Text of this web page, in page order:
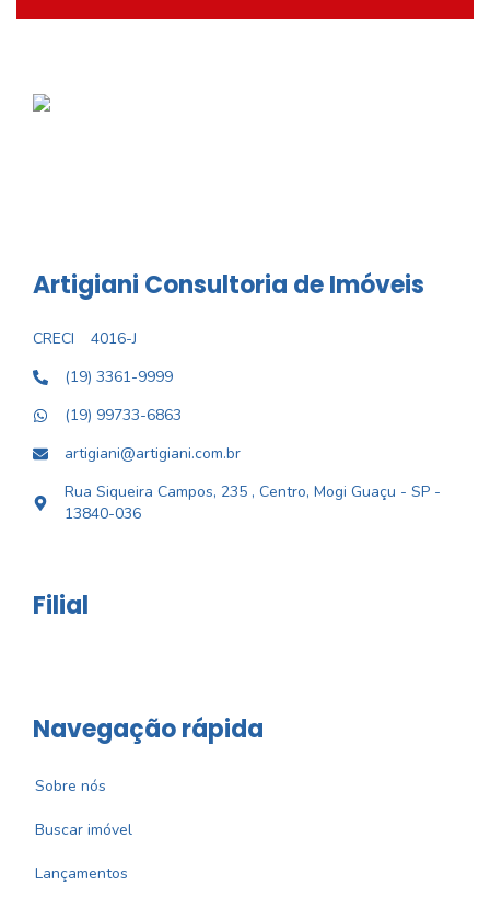
Artigiani Consultoria de Imóveis
CRECI
4016-J
(19) 3361-9999
(19) 99733-6863
artigiani@artigiani.com.br
Rua Siqueira Campos, 235 , Centro, Mogi Guaçu - SP -
13840-036
Filial
Navegação rápida
Sobre nós
Buscar imóvel
Lançamentos